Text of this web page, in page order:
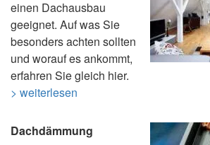
einen Dachausbau
geeignet. Auf was Sie
besonders achten sollten
und worauf es ankommt,
erfahren Sie gleich hier.
> weiterlesen
Dachdämmung